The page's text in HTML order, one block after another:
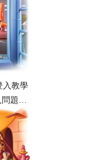
入教學
題解